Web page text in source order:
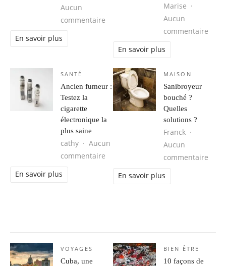
Aucun
commentaire sur Choisir entre maison neuve
En savoir plus
Marise
Aucun
commentaire
En savoir plus
SANTÉ
Ancien fumeur :
Testez la
cigarette
électronique la
plus saine
cathy
Aucun
commentaire sur Ancien fumeur : Testez la
En savoir plus
MAISON
Sanibroyeur
bouché ?
Quelles
solutions ?
Franck
Aucun
commentaire
En savoir plus
VOYAGES
Cuba, une
BIEN ÊTRE
10 façons de